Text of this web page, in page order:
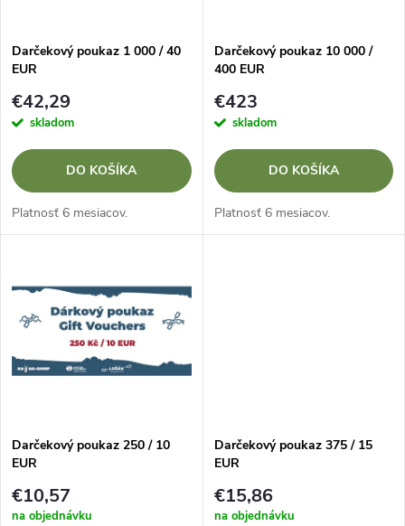
e
p
r
o
d
u
k
t
o
v
s
p
r
o
d
k
t
v
Darčekový poukaz 1 000 / 40
EUR
€42,29
skladom
DO KOŠÍKA
Platnosť 6 mesiacov.
Darčekový poukaz 10 000 /
400 EUR
€423
skladom
DO KOŠÍKA
Platnosť 6 mesiacov.
Darčekový poukaz 250 / 10
EUR
€10,57
na objednávku
Darčekový poukaz 375 / 15
EUR
€15,86
na objednávku